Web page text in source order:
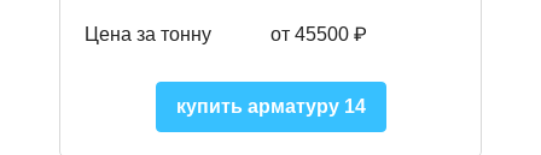
Цена за тонну от 45500 ₽
купить арматуру 14